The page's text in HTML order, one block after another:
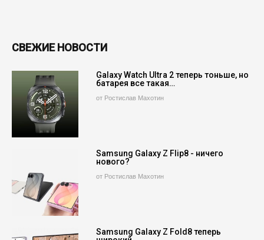
СВЕЖИЕ НОВОСТИ
Galaxy Watch Ultra 2 теперь тоньше, но
батарея все такая…
от Ростислав Махотин
Samsung Galaxy Z Flip8 - ничего
нового?
от Ростислав Махотин
Samsung Galaxy Z Fold8 теперь